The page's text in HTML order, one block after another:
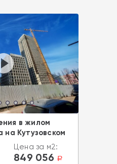
в жилом
Кутузовском
Цена за м2:
849 056 a